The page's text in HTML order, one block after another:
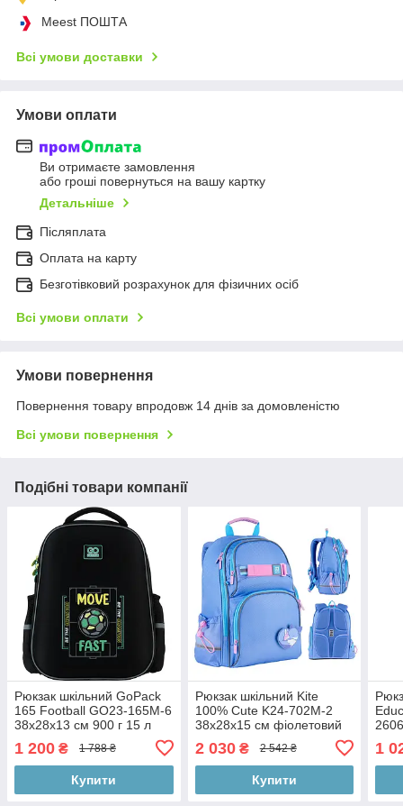
Meest ПОШТА
Всі умови доставки
Умови оплати
Ви отримаєте замовлення
або гроші повернуться на вашу картку
Детальніше
Післяплата
Оплата на карту
Безготівковий розрахунок для фізичних осіб
Всі умови оплати
Умови повернення
Повернення товару впродовж 14 днів за домовленістю
Всі умови повернення
Подібні товари компанії
Рюкзак шкільний GoPack
165 Football GO23-165M-6
38х28х13 см 900 г 15 л
1 200 ₴ 1 788 ₴
Купити
Рюкзак шкільний Kite
100% Cute K24-702M-2
38x28x15 см фіолетовий
2 030₴ 2 542 ₴
Купити
1